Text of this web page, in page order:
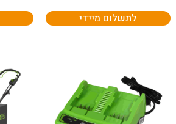
לתשלום מיידי